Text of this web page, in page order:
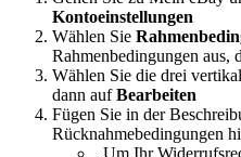
Kontoeinstellungen
Wählen Sie
Rahmenbedingungen aus,
Wählen Sie die drei
dann aufBearbeiten
Fügen Sie in der
Rücknahmebedingungen